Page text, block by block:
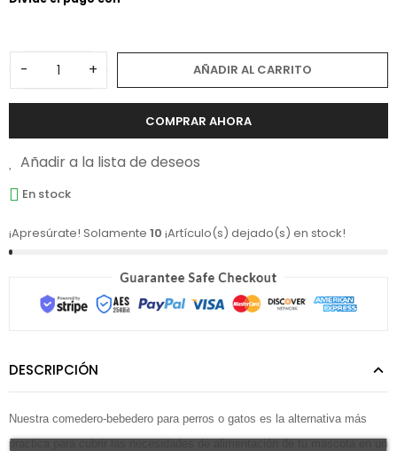
- + AÑADIR AL CARRITO
COMPRAR AHORA
Añadir a la lista de deseos
En stock
¡Apresúrate! Solamente 10 ¡Artículo(s) dejado(s) en stock!
DESCRIPCIÓN
Nuestra comedero-bebedero para perros o gatos es la alternativa más
practica para cubrir las necesidades de alimentación de tu mascota en un